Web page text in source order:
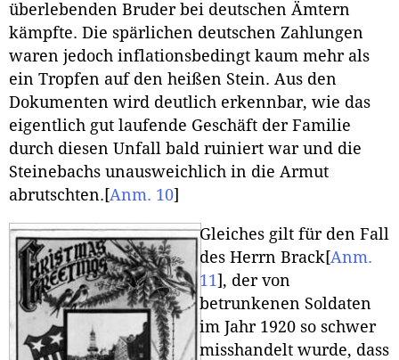
überlebenden Bruder bei deutschen Ämtern
kämpfte. Die spärlichen deutschen Zahlungen
waren jedoch inflationsbedingt kaum mehr als
ein Tropfen auf den heißen Stein. Aus den
Dokumenten wird deutlich erkennbar, wie das
eigentlich gut laufende Geschäft der Familie
durch diesen Unfall bald ruiniert war und die
Steinebachs unausweichlich in die Armut
abrutschten. [Anm. 10]
Gleiches gilt für den Fall
des Herrn Brack [Anm.
11] , der von
betrunkenen Soldaten
im Jahr 1920 so schwer
misshandelt wurde, dass